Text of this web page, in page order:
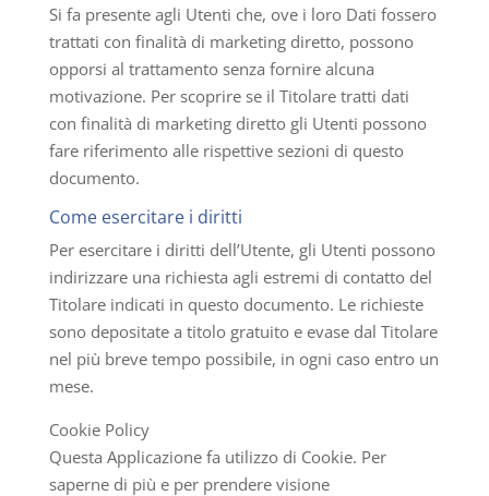
Si fa presente agli Utenti che, ove i loro Dati fossero
trattati con finalità di marketing diretto, possono
opporsi al trattamento senza fornire alcuna
motivazione. Per scoprire se il Titolare tratti dati
con finalità di marketing diretto gli Utenti possono
fare riferimento alle rispettive sezioni di questo
documento.
Come esercitare i diritti
Per esercitare i diritti dell’Utente, gli Utenti possono
indirizzare una richiesta agli estremi di contatto del
Titolare indicati in questo documento. Le richieste
sono depositate a titolo gratuito e evase dal Titolare
nel più breve tempo possibile, in ogni caso entro un
mese.
Cookie Policy
Questa Applicazione fa utilizzo di Cookie. Per
saperne di più e per prendere visione